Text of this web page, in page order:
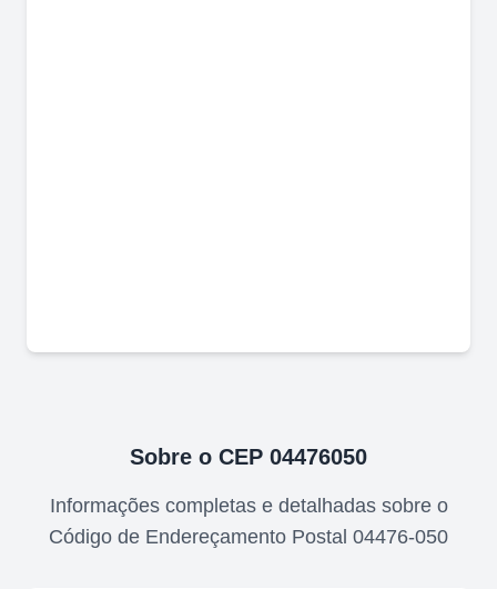
Sobre o CEP 04476050
Informações completas e detalhadas sobre o
Código de Endereçamento Postal 04476-050